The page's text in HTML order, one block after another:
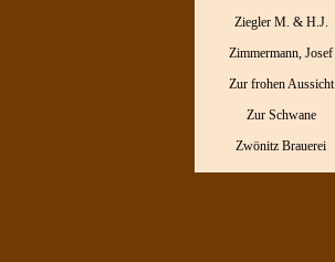
Menü überspringen
Ziegler M. & H.J.
Zimmermann, Josef
Zur frohen Aussicht
Zur Schwane
Zwönitz Brauerei